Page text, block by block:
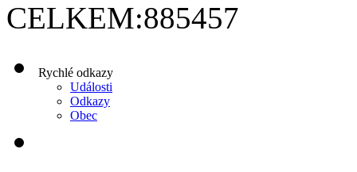
CELKEM:885457
Rychlé odkazy
Události
Odkazy
Obec